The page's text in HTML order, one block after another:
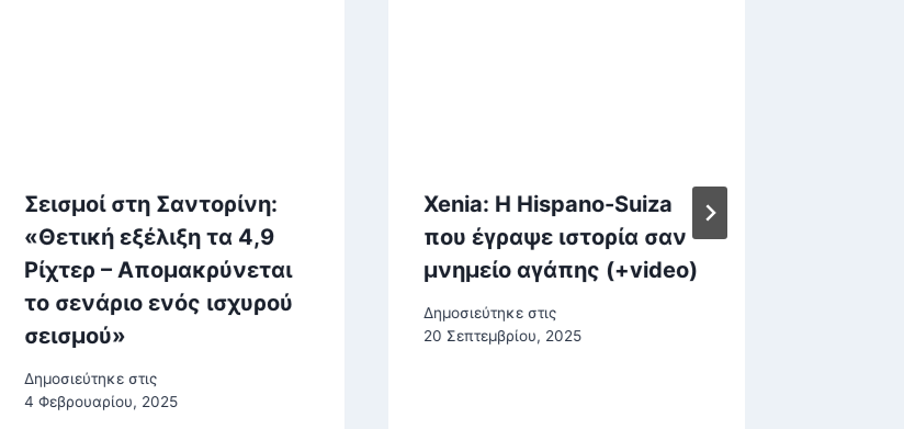
Σεισμοί στη Σαντορίνη:
«Θετική εξέλιξη τα 4,9
Ρίχτερ – Απομακρύνεται
το σενάριο ενός ισχυρού
σεισμού»
Δημοσιεύτηκε στις
4 Φεβρουαρίου, 2025
Xenia: H Hispano-Suiza
που έγραψε ιστορία σαν
μνημείο αγάπης (+video)
Δημοσιεύτηκε στις
20 Σεπτεμβρίου, 2025